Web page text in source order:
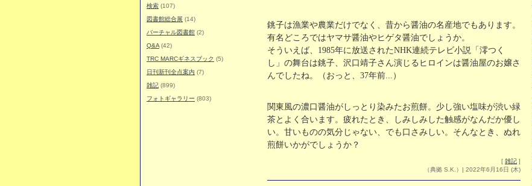
検索 (107)
図書館総合展 (14)
バーチャル図書館 (2)
Q&A (42)
TRC MARCギネスブック (5)
日刊新刊全点案内 (7)
雑記 (899)
フォトギャラリー (803)
銚子は漁業や農業だけでなく、昔から醤油の名産地でもあります。
有名どころではヤマサ醤油やヒゲタ醤油でしょうか。
そういえば、1985年に放送されたNHK連続テレビ小説「澪つく
し」の舞台は銚子、沢口靖子さん演じるヒロインは醤油屋のお嬢さ
んでしたね。（おっと、37年前...）
関東風の濃口醤油がしっとり染みたお煎餅。少し強い塩味が渋い緑
茶とよく合います。疲れたとき、しみしみした触感がなんだか優し
い。甘いものの気分じゃない、でも口さみしい。そんなとき、ぬれ
煎餅いかがでしょうか？
[ 雑記 ]
（典拠 S.K.）| 2022年6月16日 (木)